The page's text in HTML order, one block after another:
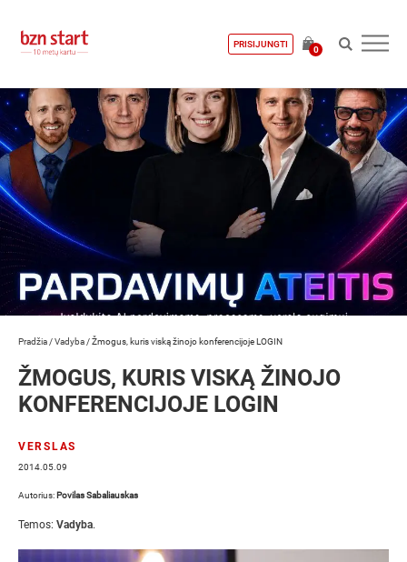
PRISIJUNGTI
0
Pradžia /Vadyba /Žmogus, kuris viską žinojo konferencijoje LOGIN
ŽMOGUS, KURIS VISKĄ ŽINOJO
KONFERENCIJOJE LOGIN
VERSLAS
2014.05.09
Autorius: Povilas Sabaliauskas
Temos: Vadyba.